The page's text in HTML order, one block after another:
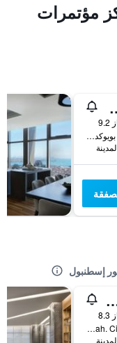
مؤتمرات
ليفينت
منطقة إيسانتيبي,شارع بويوكديري 177-183 شيشلي, اسطنبول, تركيا
إسطنبول
بيرم باشا
Yenidogan Mah. Cicoz Yolu Cad. No:13, اسطنبول, تركيا